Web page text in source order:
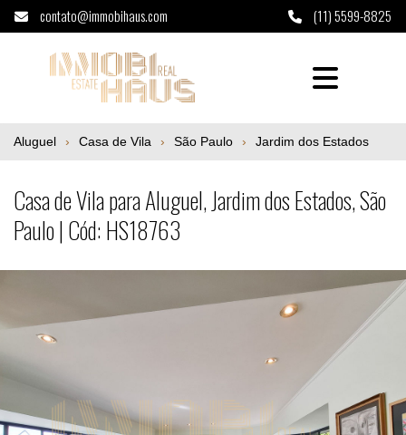
contato@immobihaus.com (11) 5599-8825
Casa de Vila para Aluguel, Jardim dos
Aluguel Casa de Vila São Paulo Jardim dos Estados
Casa de Vila para Aluguel, Jardim dos Estados, São
Paulo | Cód: HS18763